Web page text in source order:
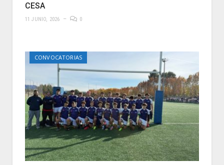
CESA
11 JUNIO, 2026 0
CONVOCATORIAS